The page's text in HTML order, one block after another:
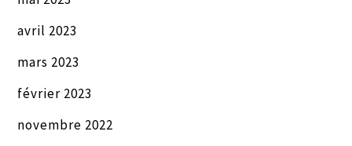
avril 2023
mars 2023
février 2023
novembre 2022